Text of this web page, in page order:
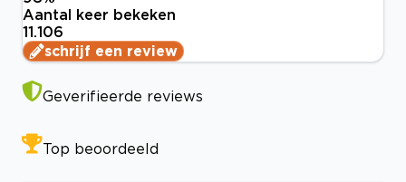
Aantal keer bekeken
11.106
schrijf een review
Geverifieerde reviews
Top beoordeeld